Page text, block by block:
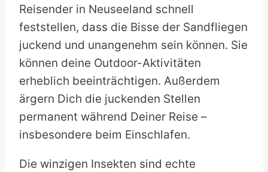
Reisender in Neuseeland schnell
feststellen, dass die Bisse der Sandfliegen
juckend und unangenehm sein können. Sie
können deine Outdoor-Aktivitäten
erheblich beeinträchtigen. Außerdem
ärgern Dich die juckenden Stellen
permanent während Deiner Reise –
insbesondere beim Einschlafen.
Die winzigen Insekten sind echte